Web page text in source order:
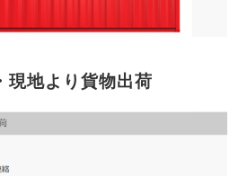
地より貨物出荷